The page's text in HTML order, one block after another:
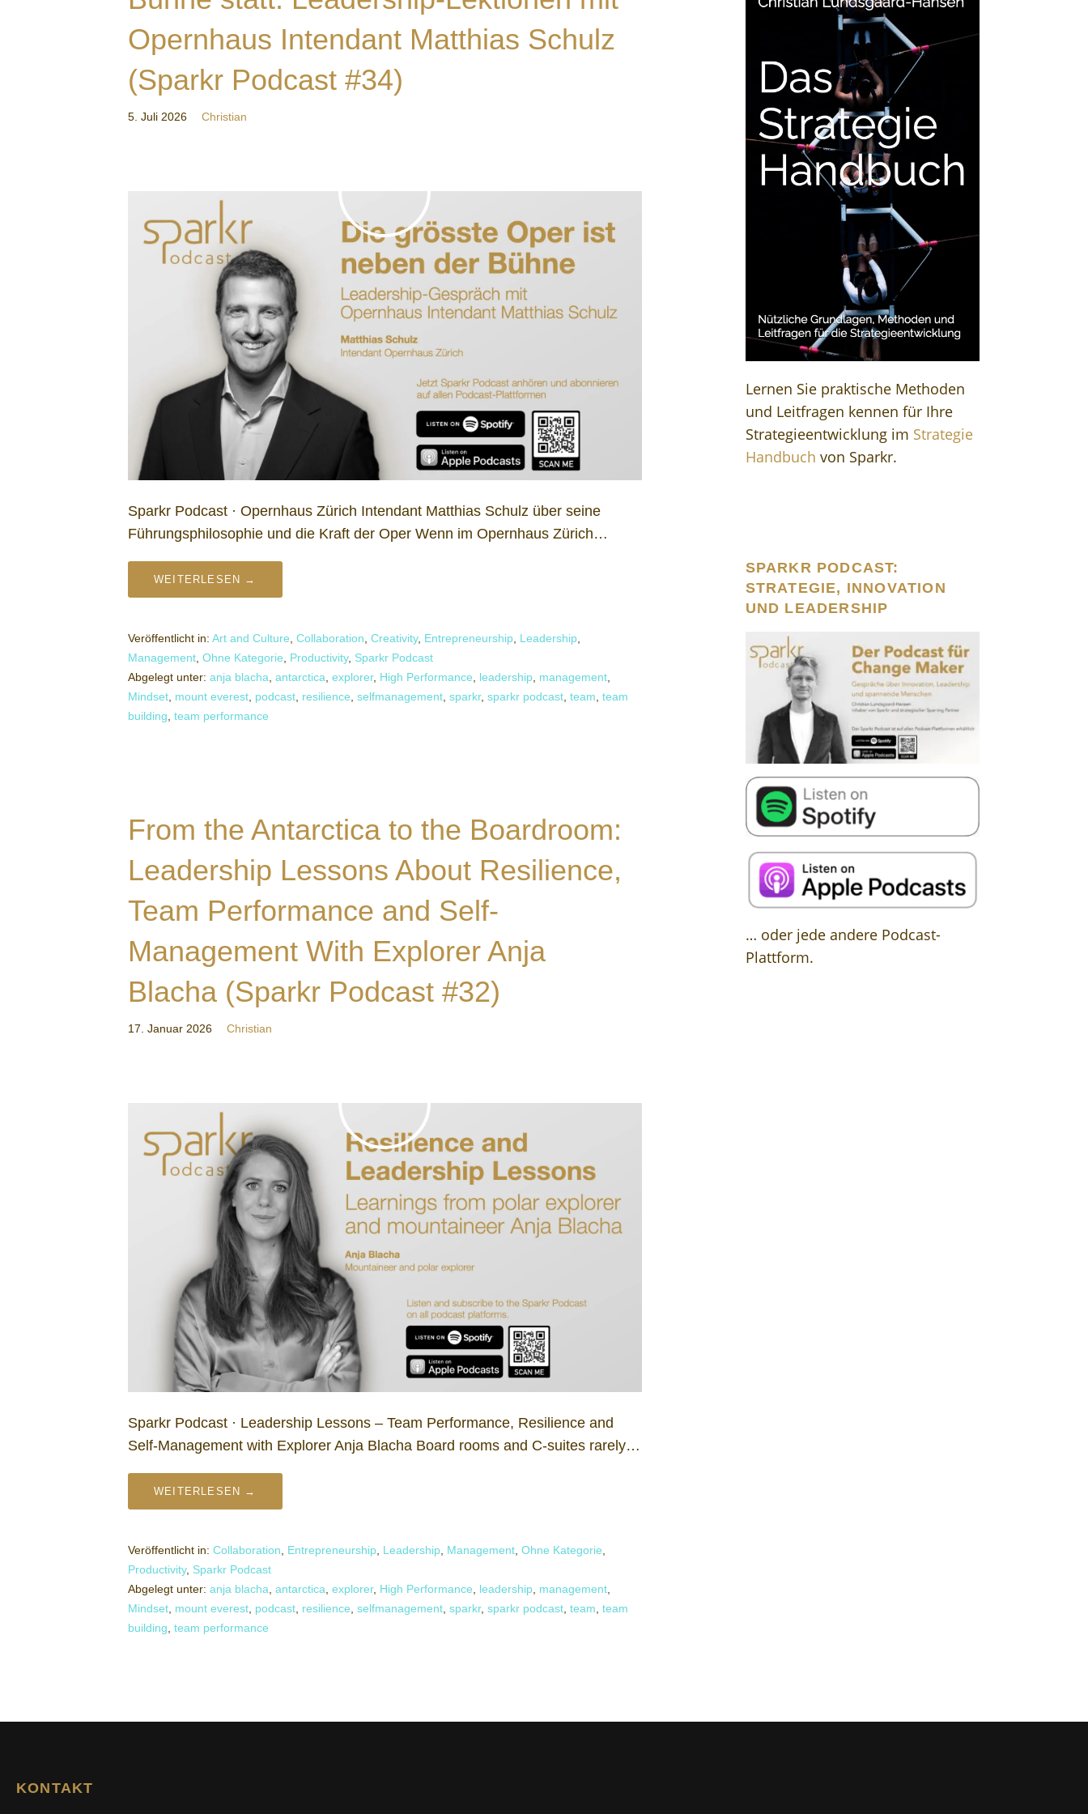
Opernhaus Intendant Matthias Schulz
(Sparkr Podcast #34)
5. Juli 2026 Christian
Sparkr Podcast · Opernhaus Zürich Intendant Matthias Schulz über seine
Führungsphilosophie und die Kraft der Oper Wenn im Opernhaus Zürich…
WEITERLESEN →
Veröffentlicht in: Art and Culture Collaboration Creativity, Entrepreneurship Leadership
Management Ohne Kategorie Productivity, Sparkr Podcast
Abgelegt unter: anja blacha antarctica explorer, High Performance leadership management
Mindset mount everest podcast resilience selfmanagement sparkr, sparkr podcast team team
building team performance
From the Antarctica to the Boardroom:
Leadership Lessons About Resilience,
Team Performance and Self-
Management With Explorer Anja
Blacha (Sparkr Podcast #32)
17. Januar 2026 Christian
Sparkr Podcast · Leadership Lessons – Team Performance, Resilience and
Self-Management with Explorer Anja Blacha Board rooms and C-suites rarely…
WEITERLESEN →
Veröffentlicht in: Collaboration Entrepreneurship Leadership Management Ohne Kategorie
Productivity, Sparkr Podcast
Abgelegt unter: anja blacha antarctica explorer, High Performance leadership management
Mindset mount everest podcast resilience selfmanagement sparkr, sparkr podcast team team
building team performance
Lernen Sie praktische Methoden
und Leitfragen kennen für Ihre
Strategieentwicklung im Strategie
Handbuch von Sparkr.
SPARKR PODCAST:
STRATEGIE, INNOVATION
UND LEADERSHIP
… oder jede andere Podcast-
Plattform.
KONTAKT